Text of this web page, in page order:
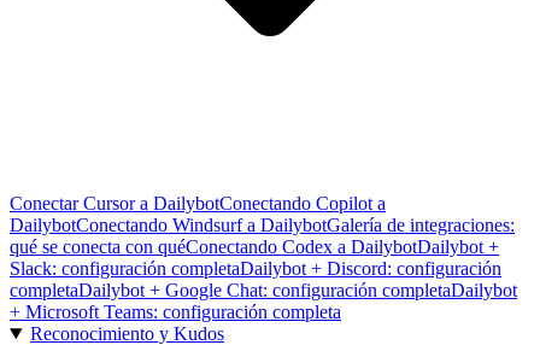
Conectar Cursor a DailybotConectando Copilot a
DailybotConectando Windsurf a DailybotGalería de integraciones:
qué se conecta con quéConectando Codex a DailybotDailybot +
Slack: configuración completaDailybot + Discord: configuración
completaDailybot + Google Chat: configuración completaDailybot
+ Microsoft Teams: configuración completa
Reconocimiento y Kudos